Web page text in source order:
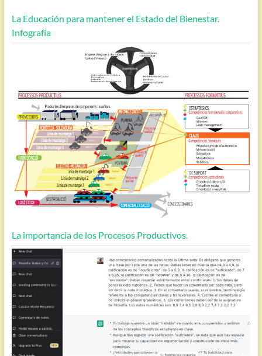
La Educación para mantener el Estado del Bienestar.
Infografía
La importancia de los Procesos Productivos.